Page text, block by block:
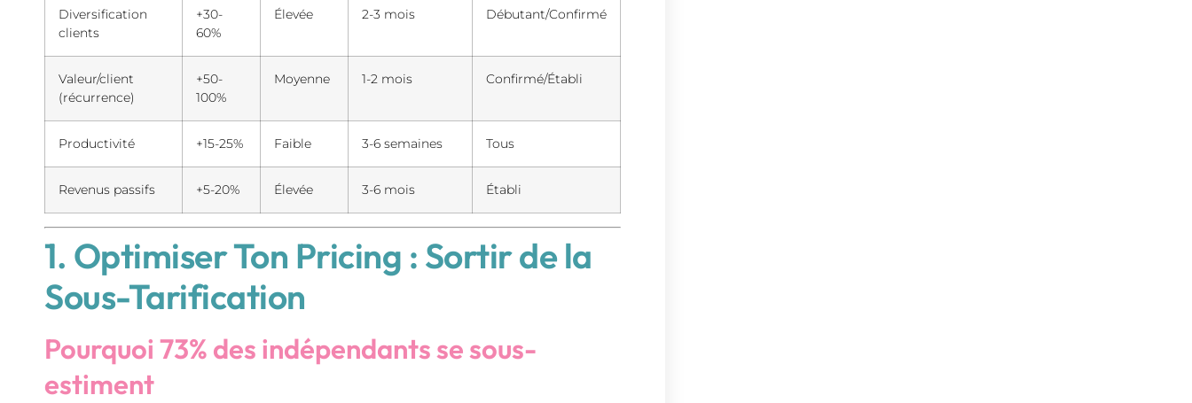
Diversification
clients
+30-
60%
Élevée 2-3 mois Débutant/Confirmé
Valeur/client
(récurrence)
+50-
100%
Moyenne 1-2 mois Confirmé/Établi
Productivité +15-25% Faible 3-6 semaines Tous
Revenus passifs +5-20% Élevée 3-6 mois Établi
1. Optimiser Ton Pricing : Sortir de la
Sous-Tarification
Pourquoi 73% des indépendants se sous-
estiment